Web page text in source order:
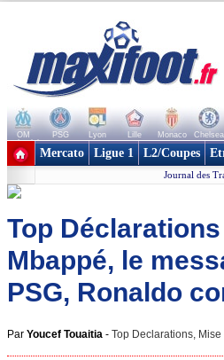
OM PSG Lyon Lille Monaco Chelsea
+ de clubs
Mercato Ligue 1 L2/Coupes
Journal des
Top
Mbappé, le
PSG, Ronaldo
Par Youcef Touaitia - Top Declarations,